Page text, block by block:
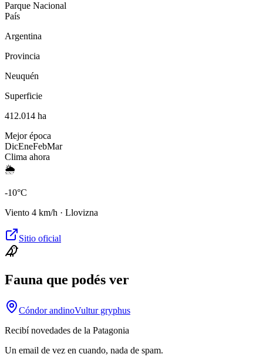
Parque Nacional
País
Argentina
Provincia
Neuquén
Superficie
412.014 ha
Mejor época
DicEneFebMar
Clima ahora
🌦️
-10°C
Viento 4 km/h · Llovizna
Sitio oficial
Fauna que podés ver
Cóndor andinoVultur gryphus
Recibí novedades de la Patagonia
Un email de vez en cuando, nada de spam.